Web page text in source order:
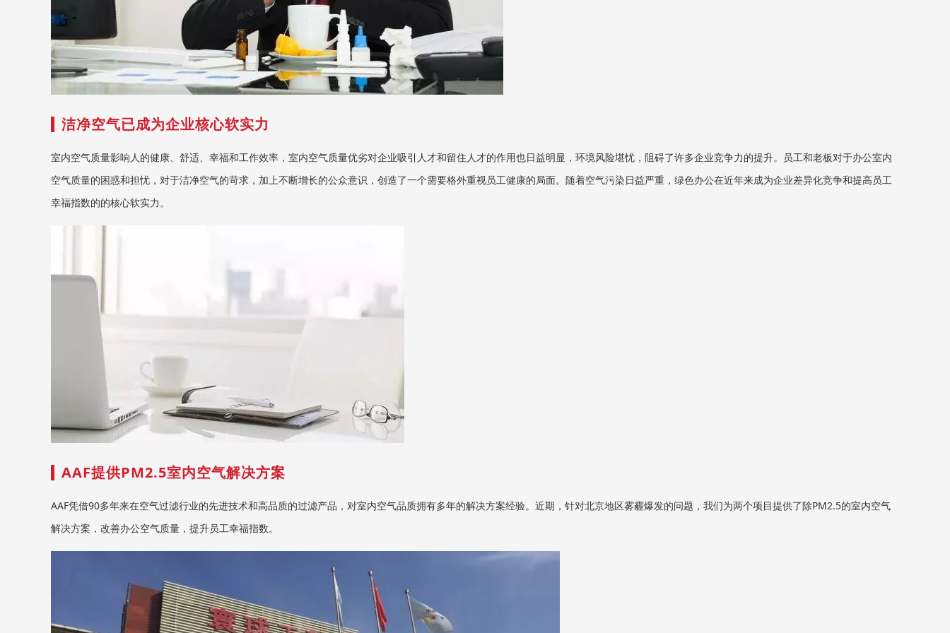
洁净空气已成为企业核心软实力
室内空气质量影响人的健康、舒适、幸福和工作效率，室内空气质量优劣对企业吸引人才和留住人才的作用也日益明显，环境风险堪忧，阻碍了许多企业竞争力的提升。员工和老板对于办公室内
空气质量的困惑和担忧，对于洁净空气的苛求，加上不断增长的公众意识，创造了一个需要格外重视员工健康的局面。随着空气污染日益严重，绿色办公在近年来成为企业差异化竞争和提高员工
幸福指数的的核心软实力。
AAF提供PM2.5室内空气解决方案
AAF凭借90多年来在空气过滤行业的先进技术和高品质的过滤产品，对室内空气品质拥有多年的解决方案经验。近期，针对北京地区雾霾爆发的问题，我们为两个项目提供了除PM2.5的室内空气
解决方案，改善办公空气质量，提升员工幸福指数。